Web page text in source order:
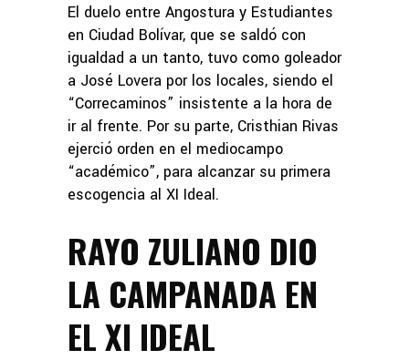
El duelo entre Angostura y Estudiantes
en Ciudad Bolívar, que se saldó con
igualdad a un tanto, tuvo como goleador
a José Lovera por los locales, siendo el
“Correcaminos” insistente a la hora de
ir al frente. Por su parte, Cristhian Rivas
ejerció orden en el mediocampo
“académico”, para alcanzar su primera
escogencia al XI Ideal.
RAYO ZULIANO DIO
LA CAMPANADA EN
EL XI IDEAL